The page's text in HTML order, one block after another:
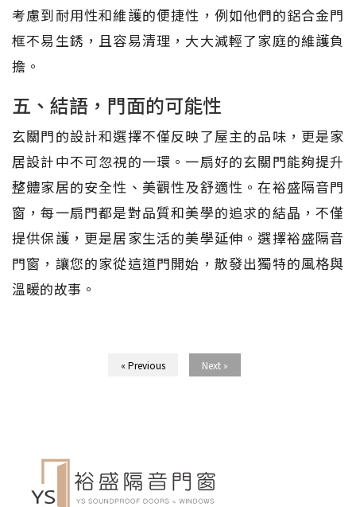
考慮到耐用性和維護的便捷性，例如他們的鋁合金門
框不易生銹，且容易清理，大大減輕了家庭的維護負
擔。
五、結語，門面的可能性
玄關門的設計和選擇不僅反映了屋主的品味，更是家
居設計中不可忽視的一環。一扇好的玄關門能夠提升
整體家居的安全性、美觀性及舒適性。在裕盛隔音門
窗，每一扇門都是對品質和美學的追求的結晶，不僅
提供保護，更是居家生活的美學延伸。選擇裕盛隔音
門窗，讓您的家從這道門開始，散發出獨特的風格與
溫暖的故事。
« Previous Next »